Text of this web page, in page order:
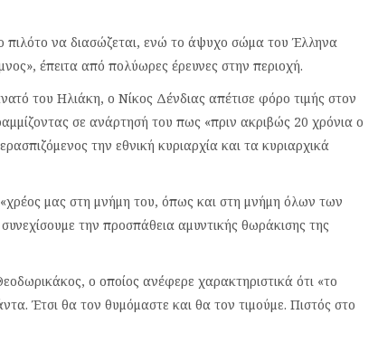
να διασώζεται, ενώ το άψυχο σώμα του Έλληνα
έπειτα από πολύωρες έρευνες στην περιοχή.
του Ηλιάκη, ο Νίκος Δένδιας απέτισε φόρο τιμής στον
σε ανάρτησή του πως «πριν ακριβώς 20 χρόνια ο
την εθνική κυριαρχία και τα κυριαρχικά
μας στη μνήμη του, όπως και στη μνήμη όλων των
την προσπάθεια αμυντικής θωράκισης της
ο οποίος ανέφερε χαρακτηριστικά ότι «το
Έτσι θα τον θυμόμαστε και θα τον τιμούμε. Πιστός στο